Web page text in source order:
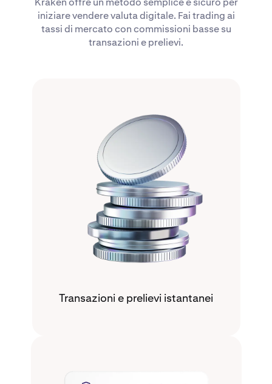
iniziare vendere valuta digitale. Fai trading ai
tassi di mercato con commissioni basse su
transazioni e prelievi.
Transazioni e prelievi istantanei